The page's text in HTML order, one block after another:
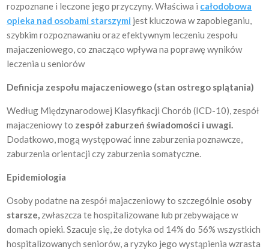
rozpoznane i leczone jego przyczyny. Właściwa i całodobowa
opieka nad osobami starszymi jest kluczowa w zapobieganiu,
szybkim rozpoznawaniu oraz efektywnym leczeniu zespołu
majaczeniowego, co znacząco wpływa na poprawę wyników
leczenia u seniorów
Definicja zespołu majaczeniowego (stan ostrego splątania)
Według Międzynarodowej Klasyfikacji Chorób (ICD-10), zespół
majaczeniowy to zespół zaburzeń świadomości i uwagi.
Dodatkowo, mogą występować inne zaburzenia poznawcze,
zaburzenia orientacji czy zaburzenia somatyczne.
Epidemiologia
Osoby podatne na zespół majaczeniowy to szczególnie osoby
starsze, zwłaszcza te hospitalizowane lub przebywające w
domach opieki. Szacuje się, że dotyka od 14% do 56% wszystkich
hospitalizowanych seniorów, a ryzyko jego wystąpienia wzrasta